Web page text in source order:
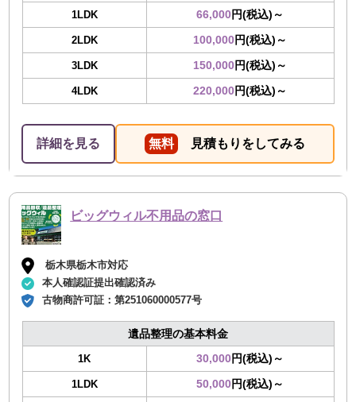
1LDK 66,000円(税込)～
2LDK 100,000円(税込)～
3LDK 150,000円(税込)～
4LDK 220,000円(税込)～
詳細を見る 無料 見積もりをしてみる
ビッグウィル不用品の窓口
栃木県栃木市対応
本人確認証提出確認済み
古物商許可証：第251060000577号
遺品整理の基本料金
1K 30,000円(税込)～
1LDK 50,000円(税込)～